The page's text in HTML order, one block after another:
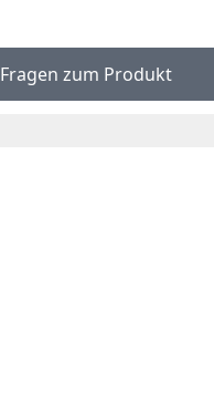
Fragen zum Produkt